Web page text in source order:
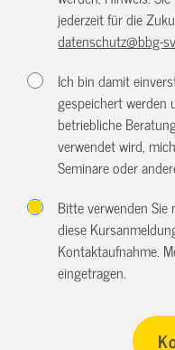
jederzeit für die
datenschutz@bbg-
Ich bin damit
gespeichert werden
betriebliche
verwendet wird,
Seminare oder
Bitte verwenden
diese
Kontaktaufnahme.
eingetragen.